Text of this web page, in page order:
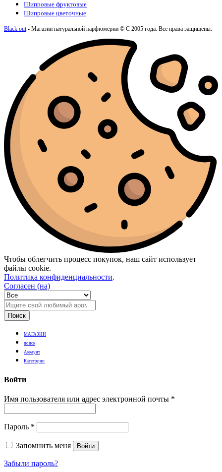
Шипровые фруктовые
Шипровые цветочные
Black out- Магазин натуральной парфюмерии © С 2005 года. Все права защищены.
Чтобы облегчить процесс покупок, наш сайт использует
файлы cookie.
Политика конфиденциальности.
Согласен (на)
Поиск
МАГАЗИН
поиск
Аккаунт
Категории
Войти
Имя пользователя или адрес электронной почты *
Пароль *
Запомнить меня Войти
Забыли пароль?